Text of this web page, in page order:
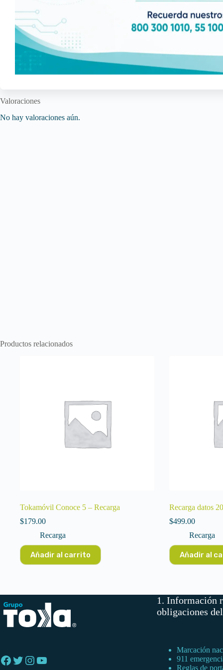
Valoraciones
No hay valoraciones aún.
Productos relacionados
Tokamóvil Conoce 5 – Recarga
$179.00
Recarga
Añadir al carrito
Recarga datos
$499.00
Recarga
Añadir al
Facebook
Twitter
Instagram
YouTube
1. Información
obligaciones
Marcación
911
Reglas de